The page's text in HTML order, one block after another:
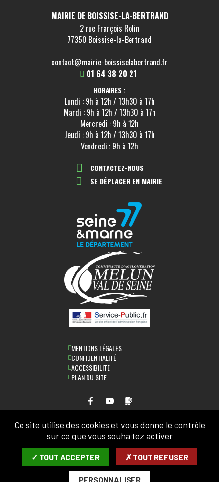
MAIRIE DE BOISSISE-LA-BERTRAND
2 rue François Rolin
77350 Boissise-la-Bertrand
contact@mairie-boissiselabertrand.fr
01 64 38 20 21
HORAIRES :
Lundi : 9h à 12h / 13h30 à 17h
Mardi : 9h à 12h / 13h30 à 17h
Mercredi : 9h à 12h
Jeudi : 9h à 12h / 13h30 à 17h
Vendredi : 9h à 12h
CONTACTEZ-NOUS
SE DÉPLACER EN MAIRIE
MENTIONS LÉGALES
CONFIDENTIALITÉ
ACCESSIBILITÉ
PLAN DU SITE
LETTRE D'INFORMATION
SAISIR VOTRE COURRIEL:
Ce site utilise des cookies et vous donne le contrôle
sur ce que vous souhaitez activer
✓ TOUT ACCEPTER ✗ TOUT REFUSER
PERSONNALISER